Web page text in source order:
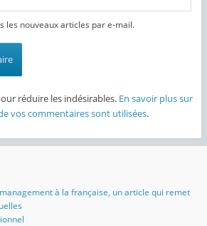
les nouveaux articles par e-mail.
réduire les indésirables. En savoir plus sur
vos commentaires sont utilisées.
management à la française, un article qui remet